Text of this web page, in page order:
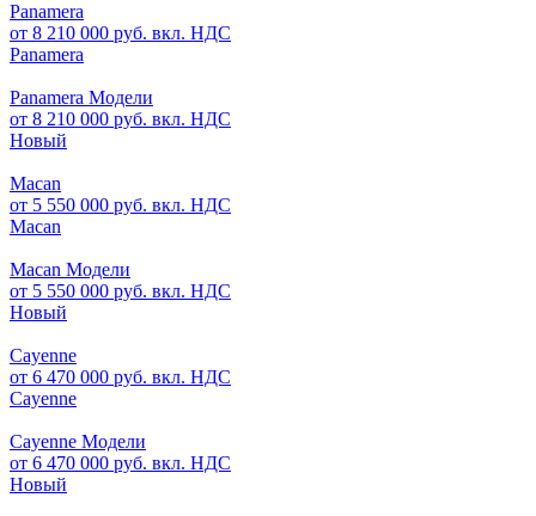
Panamera
от 8 210 000 руб. вкл. НДС
Panamera
Panamera Модели
от 8 210 000 руб. вкл. НДС
Новый
Macan
от 5 550 000 руб. вкл. НДС
Macan
Macan Модели
от 5 550 000 руб. вкл. НДС
Новый
Cayenne
от 6 470 000 руб. вкл. НДС
Cayenne
Cayenne Модели
от 6 470 000 руб. вкл. НДС
Новый